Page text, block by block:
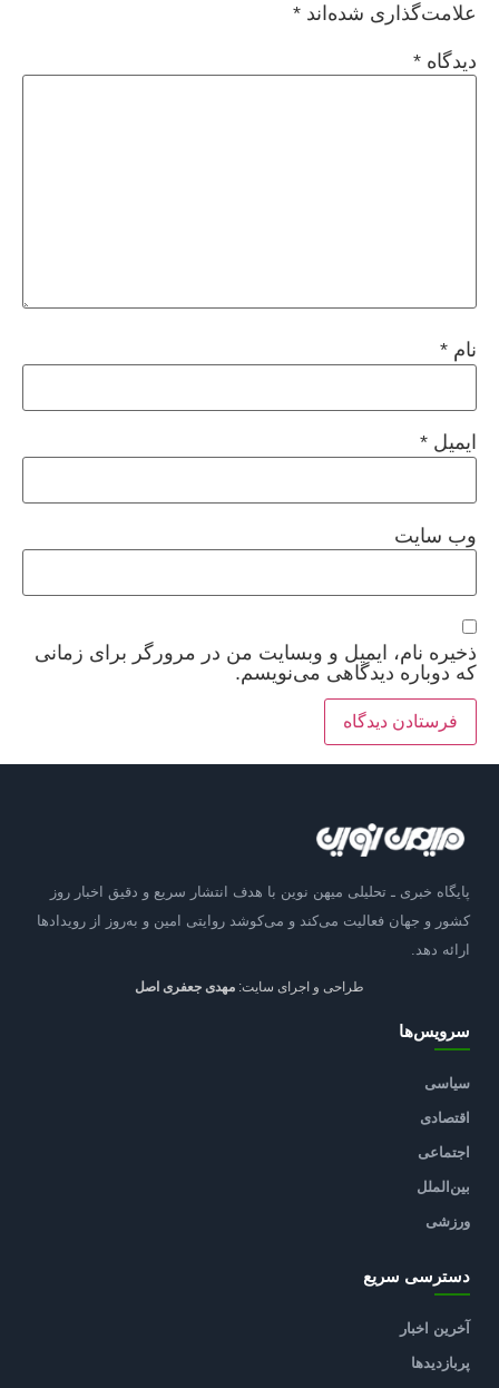
علامت‌گذاری شده‌اند *
دیدگاه *
نام *
ایمیل *
وب‌ سایت
ذخیره نام، ایمیل و وبسایت من در مرورگر برای زمانی
که دوباره دیدگاهی می‌نویسم.
پایگاه خبری ـ تحلیلی میهن نوین با هدف انتشار سریع و دقیق اخبار روز
کشور و جهان فعالیت می‌کند و می‌کوشد روایتی امین و به‌روز از رویدادها
ارائه دهد.
طراحی و اجرای سایت: مهدی جعفری اصل
سرویس‌ها
سیاسی
اقتصادی
اجتماعی
بین‌الملل
ورزشی
دسترسی سریع
آخرین اخبار
پربازدیدها